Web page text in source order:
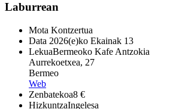
Laburrean
Mota Kontzertua
Data 2026(e)ko Ekainak 13
LekuaBermeoko Kafe Antzokia
Aurrekoetxea, 27
Bermeo
Web
Zenbatekoa8 €
HizkuntzaIngelesa